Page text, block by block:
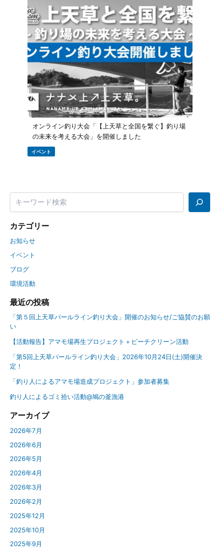
オンライン釣り大会「【上天草と全国を繋ぐ】釣り場
の未来を考える大会」を開催しました
イベント
カテゴリー
お知らせ
イベント
ブログ
環境活動
最近の投稿
「第５回上天草パールライン釣り大会」開催のお知らせ/ご協賛のお願
い
【活動報告】アマモ場再生プロジェクト＋ビーチクリーン活動
「第5回上天草パールライン釣り大会」2026年10月24日(土)開催決
定！
「釣り人によるアマモ場造成プロジェクト」参加者募集
釣り人によるゴミ拾い活動@鳩の釜漁港
アーカイブ
2026年7月
2026年6月
2026年5月
2026年4月
2026年3月
2026年2月
2025年12月
2025年10月
2025年9月